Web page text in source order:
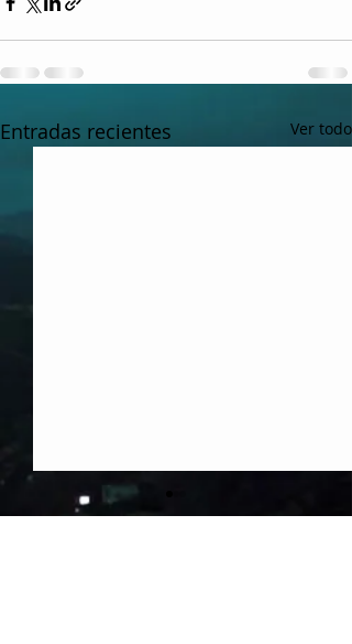
Entradas recientes Ver todo